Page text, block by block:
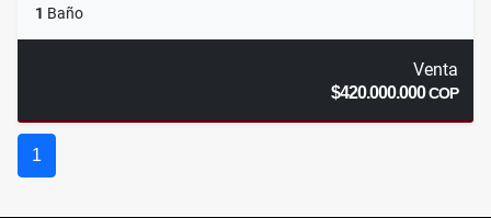
1 Baño
Venta
$420.000.000COP
1